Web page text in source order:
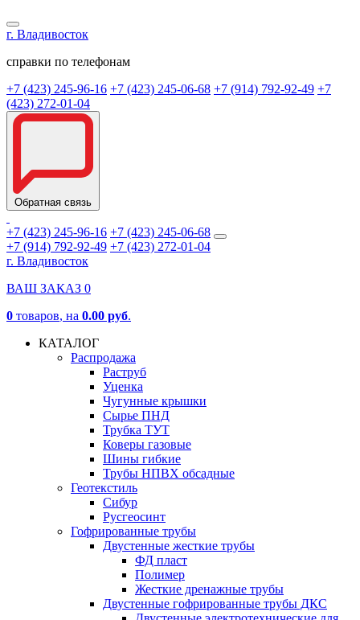
г. Владивосток
справки по телефонам
+7 (423) 245-96-16 +7 (423) 245-06-68 +7 (914) 792-92-49 +7
(423) 272-01-04
Обратная связь
+7 (423) 245-96-16 +7 (423) 245-06-68
+7 (914) 792-92-49 +7 (423) 272-01-04
г. Владивосток
ВАШ ЗАКАЗ 0
0 товаров, на 0.00 руб.
КАТАЛОГ
Распродажа
Раструб
Уценка
Чугунные крышки
Сырье ПНД
Трубка ТУТ
Коверы газовые
Шины гибкие
Трубы НПВХ обсадные
Геотекстиль
Сибур
Русгеосинт
Гофрированные трубы
Двустенные жесткие трубы
ФД пласт
Полимер
Жесткие дренажные трубы
Двустенные гофрированные трубы ДКС